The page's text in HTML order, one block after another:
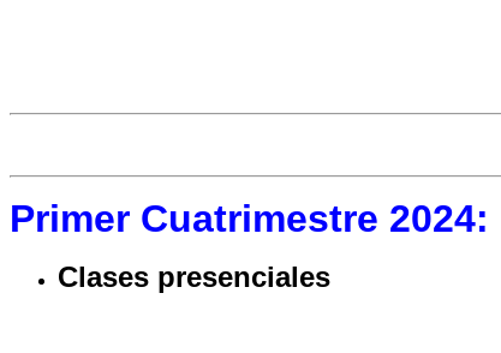
Primer Cuatrimestre 2024:
Clases presenciales